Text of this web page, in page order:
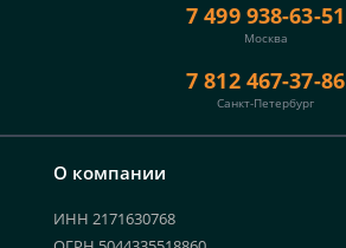
О компании
ИНН 2171630768
7 499 938-63-51
Москва
7 812 467-37-86
Санкт-Петербург